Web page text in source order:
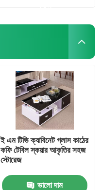
ই এম টিভি ক্যাবিনেট গ্লাস কাঠের
কফি টেবিল স্কয়ার আকৃতির সহজ
স্টোরেজ
ভালো দাম